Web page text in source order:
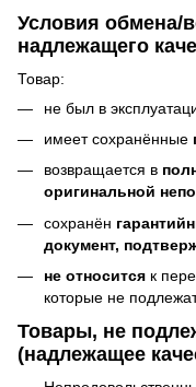
Условия обмена/
надлежащего
Товар:
не был в
имеет сохранённые
возвращается в
оригинальной
сохранён
документ,
не относится к
которые не
Товары, не
(надлежащее